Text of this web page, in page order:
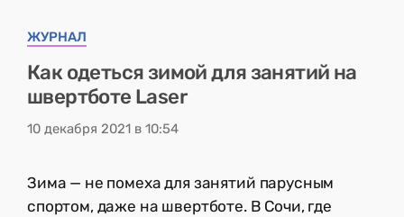
ЖУРНАЛ
Как одеться зимой для занятий на
швертботе Laser
10 декабря 2021 в 10:54
Зима — не помеха для занятий парусным
спортом, даже на швертботе. В Сочи, где